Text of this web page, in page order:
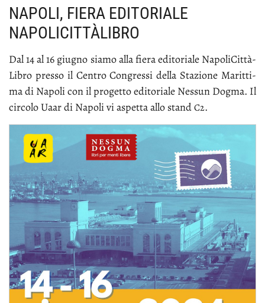
NAPOLI, FIERA EDITORIALE
NAPOLICITTÀLIBRO
Dal 14 al 16 giu­gno sia­mo al­la fie­ra edi­to­ria­le Na­po­li­Cit­tà­
Li­bro pres­so il Cen­tro Con­gres­si del­la Sta­zio­ne Ma­rit­ti­
ma di Na­po­li con il pro­get­to edi­to­ria­le Nes­sun Dog­ma. Il
cir­co­lo Uaar di Na­po­li vi aspet­ta al­lo standC2.